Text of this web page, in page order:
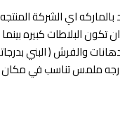
اي الشركة
كبيره بينما
والفرش ( البني
ملمس تناسب في